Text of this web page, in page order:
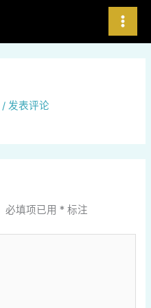
/ 发表评论
必填项已用* 标注